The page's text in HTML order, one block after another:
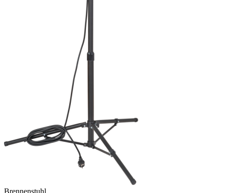
Brennenstuhl